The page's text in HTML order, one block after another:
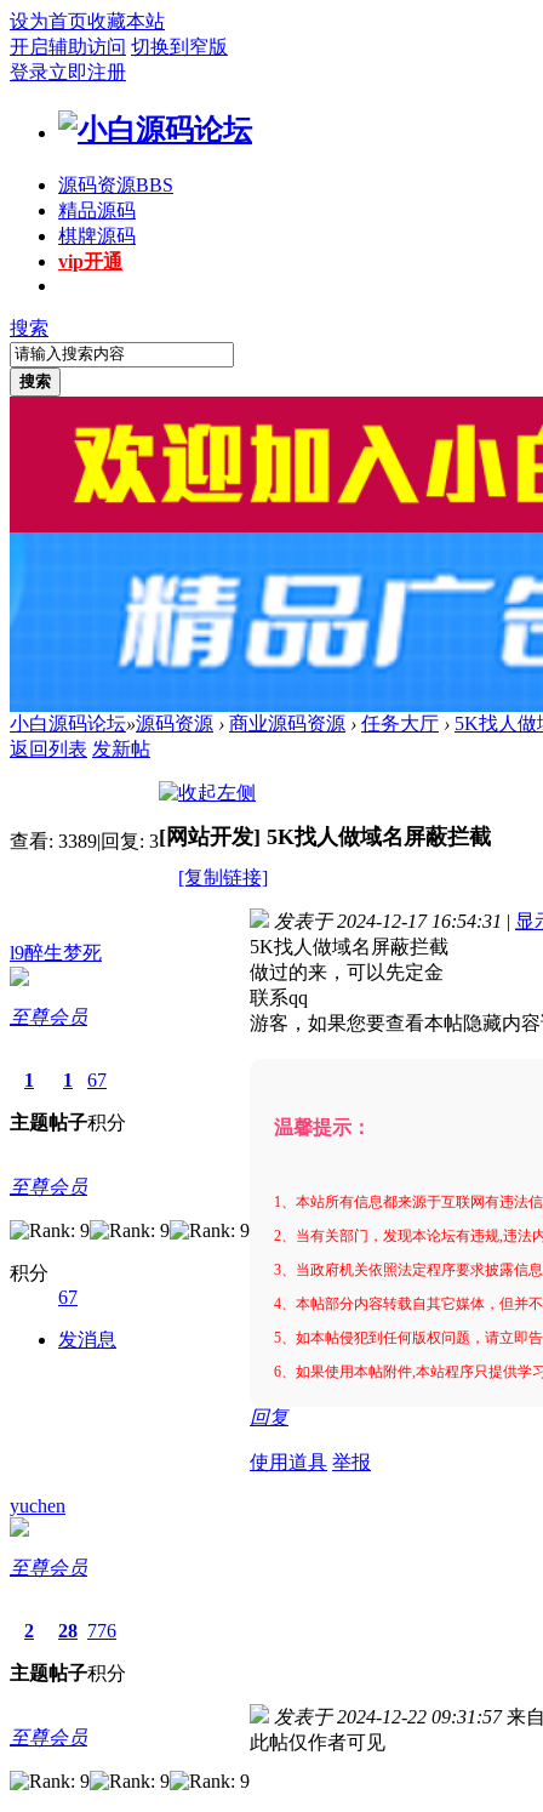
设为首页收藏本站
开启辅助访问 切换到窄版
登录立即注册
源码资源BBS
精品源码
棋牌源码
vip开通
搜索
搜索
小白源码论坛»源码资源 › 商业源码资源 › 任务大厅 › 5K找人做
返回列表 发新帖
查看: 3389 回复: 3[网站开发] 5K找人做域名屏蔽拦截
[复制链接]
l9醉生梦死
至尊会员
1
主题
1
帖子
67
积分
至尊会员
积分
67
发消息
发表于 2024-12-17 16:54:31
显
5K找人做域名屏蔽拦截
做过的来，可以先定金
联系qq
游客，如果您要查看本帖隐藏内
温馨提示：
1、本站所有信息都来源于互联网有违法
2、当有关部门，发现本论坛有违规,违法
3、当政府机关依照法定程序要求披露信
4、本帖部分内容转载自其它媒体，但并
5、如本帖侵犯到任何版权问题，请立即
6、如果使用本帖附件,本站程序只提供学
回复
使用道具 举报
yuchen
至尊会员
2
主题
28
帖子
776
积分
至尊会员
发表于 2024-12-22 09:31:57 来
此帖仅作者可见